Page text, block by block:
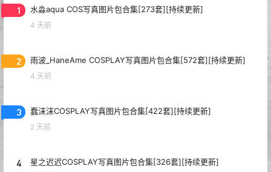
1 水淼aqua COS写真图片包合集[273套][持续更新]
4 天前
2 雨波_HaneAme COSPLAY写真图片包合集[572套][持续更新]
4 天前
3 蠢沫沫COSPLAY写真图片包合集[422套][持续更新]
2 天前
4 星之迟迟COSPLAY写真图片包合集[326套][持续更新]